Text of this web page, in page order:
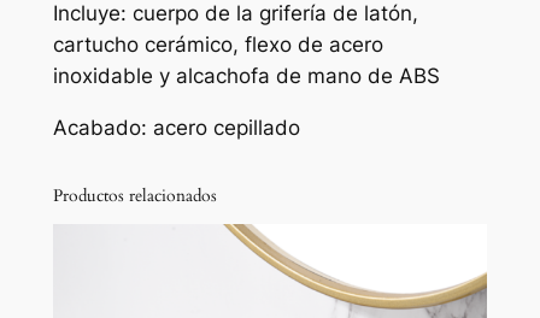
Incluye: cuerpo de la grifería de latón,
cartucho cerámico, flexo de acero
inoxidable y alcachofa de mano de ABS
Acabado: acero cepillado
Productos relacionados